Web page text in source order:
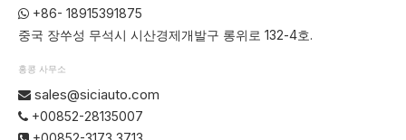
 +86- 18915391875
중국 장쑤성 무석시 시산경제개발구 롱위로 132-4호.
홍콩 사무소
 sales@siciauto.com
 +00852-28135007